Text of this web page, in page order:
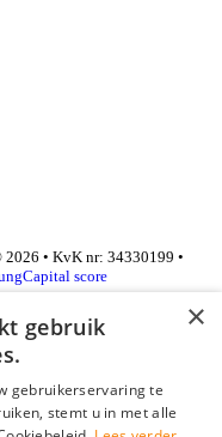
• KvK nr: 34330199 •
score
×
gebruik
gebruikerservaring te
stemt u in met alle